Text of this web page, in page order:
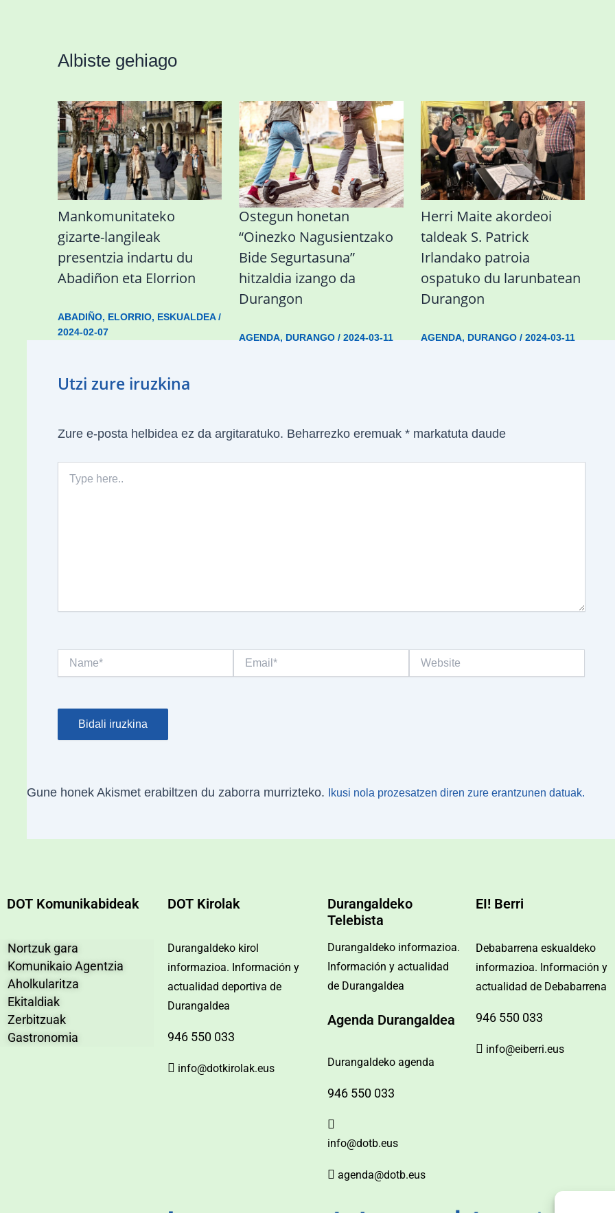
Albiste gehiago
Mankomunitateko
gizarte-langileak
presentzia indartu du
Abadiñon eta Elorrion
ABADIÑO, ELORRIO, ESKUALDEA/
2024-02-07
Ostegun honetan
“Oinezko Nagusientzako
Bide Segurtasuna”
hitzaldia izango da
Durangon
AGENDA, DURANGO /2024-03-11
Herri Maite akordeoi
taldeak S. Patrick
Irlandako patroia
ospatuko du larunbatean
Durangon
AGENDA, DURANGO/ 2024-03-11
Utzi zure iruzkina
Zure e-posta helbidea ez da argitaratuko. Beharrezko eremuak *markatuta daude
here..
Gune honek Akismet erabiltzen du zaborra murrizteko. Ikusi nola prozesatzen diren zure erantzunen datuak.
DOT Komunikabideak
Nortzuk gara
Komunikaio Agentzia
Aholkularitza
Ekitaldiak
Zerbitzuak
Gastronomia
DOT Kirolak
Durangaldeko kirol
informazioa. Información y
actualidad deportiva de
Durangaldea
946 550 033
info@dotkirolak.eus
Durangaldeko
Telebista
Durangaldeko informazioa.
Información y actualidad
de Durangaldea
Agenda Durangaldea
Durangaldeko agenda
946 550 033
info@dotb.eus
agenda@dotb.eus
EI! Berri
Debabarrena eskualdeko
informazioa. Información y
actualidad de Debabarrena
946 550 033
info@eiberri.eus